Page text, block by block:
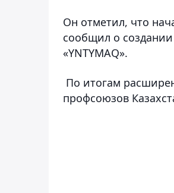
Он отметил, что
сообщил о
«YNTYMAQ».
По итогам
профсоюзов